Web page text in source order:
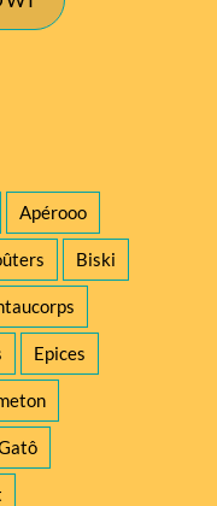
Apérooo
Biski
Epices